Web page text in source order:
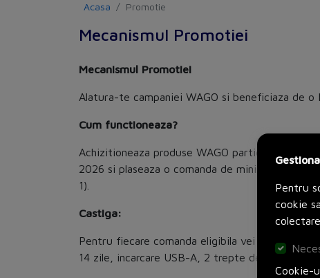
Acasa Promotie
Mecanismul Promotiei
Mecanismul Promotiei
Alatura-te campaniei WAGO si beneficiaza de
Cum functioneaza?
Achizitioneaza produse WAGO participante in
2026 si plaseaza o comanda de minimum 2.000
1).
Castiga:
Pentru fiecare comanda eligibila vei primi o
14 zile, incarcare USB-A, 2 trepte de
Pentru
cookie
Cookie-